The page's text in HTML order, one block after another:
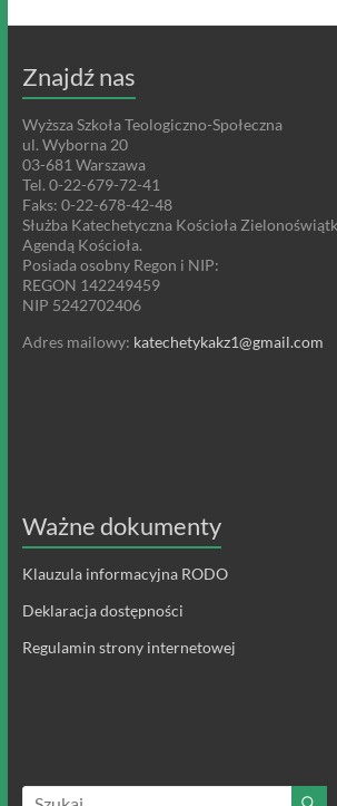
Znajdź nas
Wyższa Szkoła Teologiczno-Społeczna
ul. Wyborna 20
03-681 Warszawa
Tel. 0-22-679-72-41
Faks: 0-22-678-42-48
Służba Katechetyczna Kościoła
Agendą Kościoła.
Posiada osobny Regon i NIP:
REGON 142249459
NIP 5242702406
Adres mailowy: katechetykakz1@gmail.com
Ważne dokumenty
Klauzula informacyjna RODO
Deklaracja dostępności
Regulamin strony internetowej